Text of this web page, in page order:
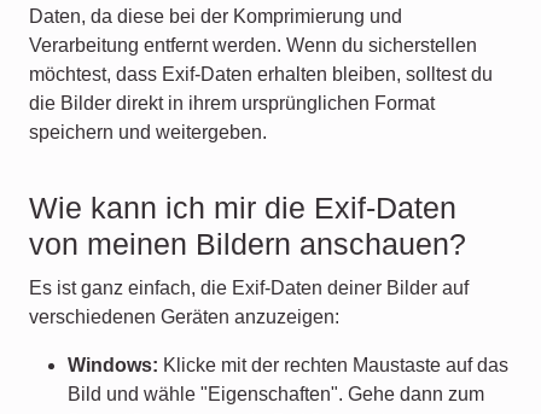
Daten, da diese bei der Komprimierung und
Verarbeitung entfernt werden. Wenn du sicherstellen
möchtest, dass Exif-Daten erhalten bleiben, solltest du
die Bilder direkt in ihrem ursprünglichen Format
speichern und weitergeben.
Wie kann ich mir die Exif-Daten
von meinen Bildern anschauen?
Es ist ganz einfach, die Exif-Daten deiner Bilder auf
verschiedenen Geräten anzuzeigen:
Windows: Klicke mit der rechten Maustaste auf das
Bild und wähle "Eigenschaften". Gehe dann zum